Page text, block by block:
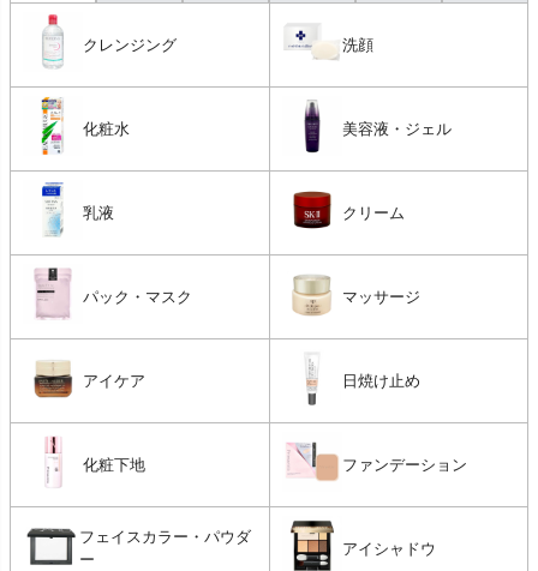
クレンジング 洗顔
化粧水 美容液・ジェル
乳液 クリーム
パック・マスク マッサージ
アイケア 日焼け止め
化粧下地 ファンデーション
フェイスカラー・パウダ
ー
アイシャドウ